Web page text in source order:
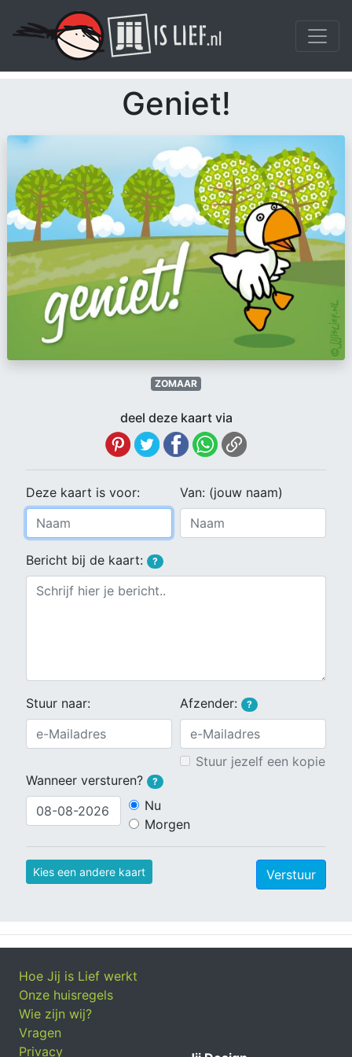
Geniet!
ZOMAAR
deel deze kaart via
Deze kaart is voor: Van: (jouw naam)
Bericht bij de kaart: ?
Stuur naar: Afzender: ?
Stuur jezelf een kopie
Wanneer versturen?
?
Nu
Morgen
Kies een andere kaart Verstuur
Hoe Jij is Lief werkt
Onze huisregels
Wie zijn wij?
Vragen
Privacy